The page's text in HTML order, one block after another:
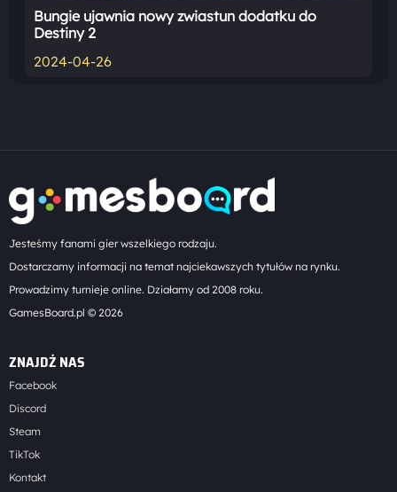
Bungie ujawnia nowy zwiastun dodatku do
Destiny 2
2024-04-26
Jesteśmy fanami gier wszelkiego rodzaju.
Dostarczamy informacji na temat najciekawszych tytułów na rynku.
Prowadzimy turnieje online. Działamy od 2008 roku.
GamesBoard.pl © 2026
ZNAJDŹ NAS
Facebook
Discord
Steam
TikTok
Kontakt